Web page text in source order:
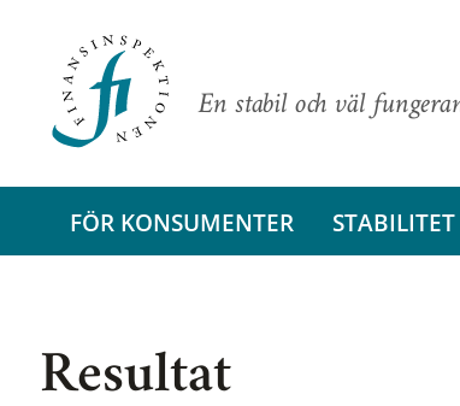
En stabil och väl
FÖR KONSUMENTER STABILITET
Resultat